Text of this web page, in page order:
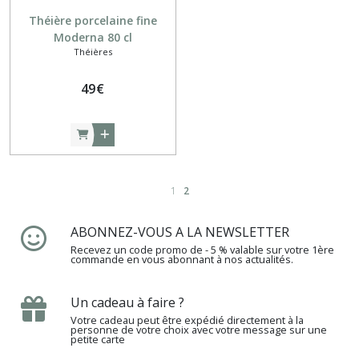
Théière porcelaine fine
Moderna 80 cl
Théières
49€
1 2
ABONNEZ-VOUS A LA NEWSLETTER
Recevez un code promo de - 5 % valable sur votre 1ère
commande en vous abonnant à nos actualités.
Un cadeau à faire ?
Votre cadeau peut être expédié directement à la
personne de votre choix avec votre message sur une
petite carte